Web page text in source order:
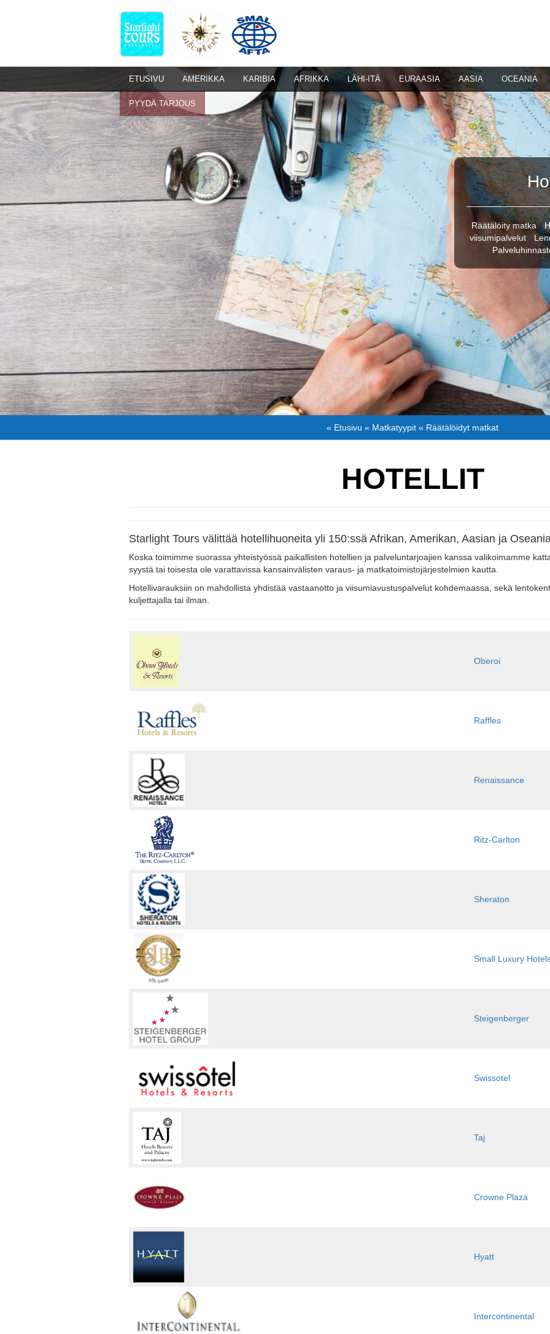
ETUSIVU AMERIKKA KARIBIA AFRIKKA LÄHI-ITÄ EURAASIA AASIA OCEANIA
PYYDÄ TARJOUS
Räätälöity matka·
viisumipalvelut·
« Etusivu « Matkatyypit « Räätälöidyt matkat
HOTELLIT
Starlight Tours välittää hotellihuoneita yli 150:ssä Afrikan, Amerikan, Aasian ja
Koska toimimme suorassa yhteistyössä paikallisten hotellien ja palveluntarjoajien kanssa valikoimamme
syystä tai toisesta ole varattavissa kansainvälisten varaus- ja matkatoimistojärjestelmien kautta.
Hotellivarauksiin on mahdollista yhdistää vastaanotto ja viisumiavustuspalvelut kohdemaassa, sekä
kuljettajalla tai ilman.
Oberoi
Raffles
Renaissance
Ritz-Carlton
Sheraton
Small Luxury
Steigenberger
Swissotel
Taj
Crowne Plaza
Hyatt
Intercontinental